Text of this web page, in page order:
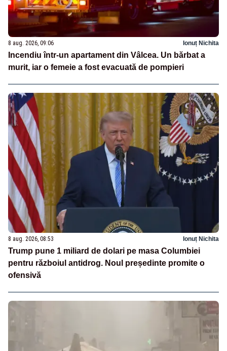
8 aug. 2026, 09:06 Ionuț Nichita
Incendiu într-un apartament din Vâlcea. Un bărbat a
murit, iar o femeie a fost evacuată de pompieri
8 aug. 2026, 08:53 Ionuț Nichita
Trump pune 1 miliard de dolari pe masa Columbiei
pentru războiul antidrog. Noul președinte promite o
ofensivă